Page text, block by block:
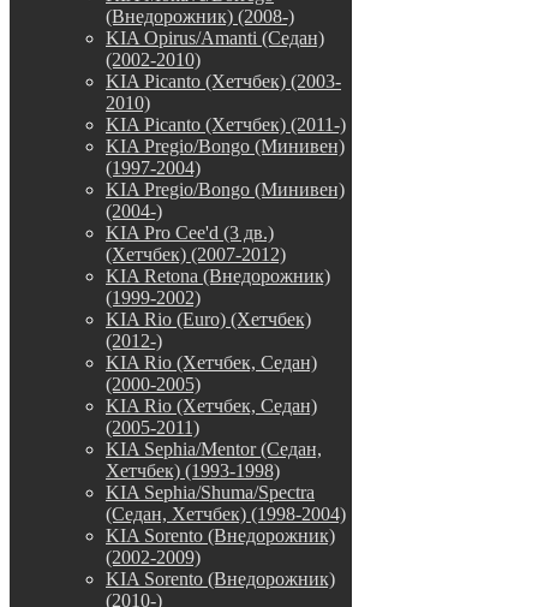
(Внедорожник) (2008-)
KIA Opirus/Amanti (Седан)
(2002-2010)
KIA Picanto (Хетчбек) (2003-
2010)
KIA Picanto (Хетчбек) (2011-)
KIA Pregio/Bongo (Минивен)
(1997-2004)
KIA Pregio/Bongo (Минивен)
(2004-)
KIA Pro Cee'd (3 дв.)
(Хетчбек) (2007-2012)
KIA Retona (Внедорожник)
(1999-2002)
KIA Rio (Euro) (Хетчбек)
(2012-)
KIA Rio (Хетчбек, Седан)
(2000-2005)
KIA Rio (Хетчбек, Седан)
(2005-2011)
KIA Sephia/Mentor (Седан,
Хетчбек) (1993-1998)
KIA Sephia/Shuma/Spectra
(Седан, Хетчбек) (1998-2004)
KIA Sorento (Внедорожник)
(2002-2009)
KIA Sorento (Внедорожник)
(2010-)